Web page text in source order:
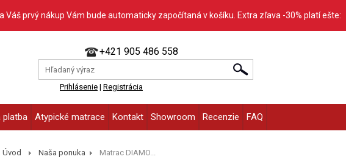
Váš prvý nákup Vám bude automaticky započítaná v košíku. Extra zľava -30% platí ešte:
+421 905 486 558
Prihlásenie | Registrácia
platba Atypické matrace Kontakt Showroom Recenzie FAQ
Úvod Naša ponuka Matrac DIAMO...